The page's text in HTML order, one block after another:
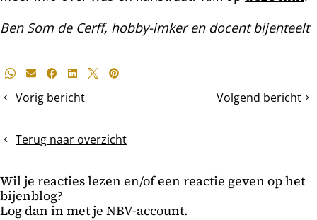
Ben Som de Cerff, hobby-imker en docent bijenteelt
Deel
bericht
Whatsapp
E-mailFacebook
LinkedIn
X Pinterest
Vorig bericht
Kleine
en
Volgend bericht
Vroege
Terug naar overzicht
Wil je reacties lezen en/of een reactie geven op het
bijenblog?
Log dan in met je NBV-account.